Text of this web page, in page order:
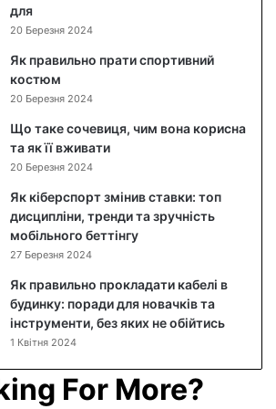
для
20 Березня 2024
Як правильно прати спортивний
костюм
20 Березня 2024
Що таке сочевиця, чим вона корисна
та як її вживати
20 Березня 2024
Як кіберспорт змінив ставки: топ
дисципліни, тренди та зручність
мобільного беттінгу
27 Березня 2024
Як правильно прокладати кабелі в
будинку: поради для новачків та
інструменти, без яких не обійтись
1 Квітня 2024
For More?